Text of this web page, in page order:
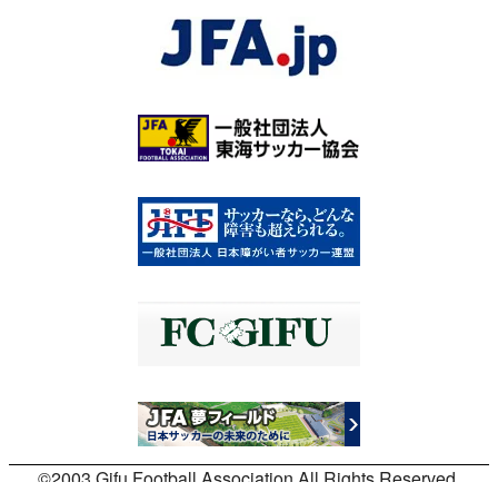
©2003 Gifu Football Association All Rights Reserved.